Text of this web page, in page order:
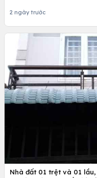
2 ngày trước
Nhà đất 01 trệt và 01 lầu, 4mx12m ở đường Nguyễn Thị Sáu,